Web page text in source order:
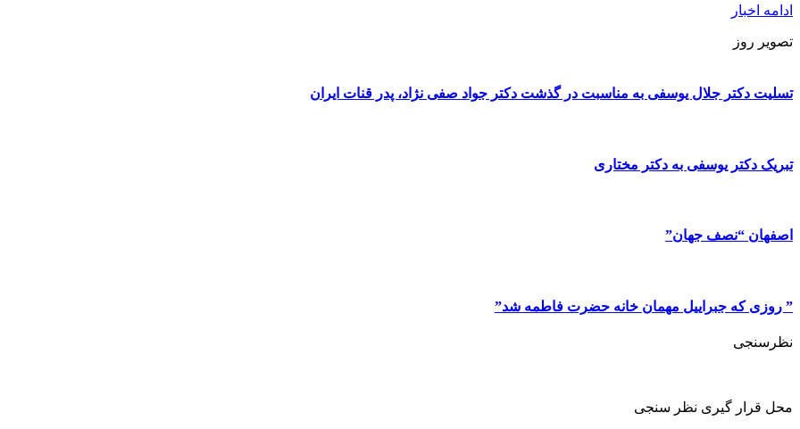
ادامه اخبار
تصویر روز
تسلیت دکتر جلال یوسفی به مناسبت در گذشت دکتر جواد صفی نژاد، پدر قنات ایران
تبریک دکتر یوسفی به دکتر مختاری
اصفهان “نصف جهان”
” روزی که جبراییل مهمان خانه حضرت فاطمه شد”
نظرسنجی
محل قرار گیری نظر سنجی